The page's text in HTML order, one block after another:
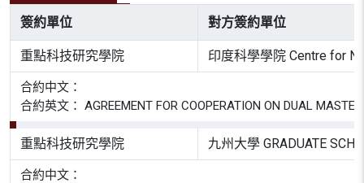
簽約單位 對方簽約單位
重點科技研究學院 印度科學學院 Centre for
合約中文：
合約英文： AGREEMENT FOR COOPERATION ON DUAL
重點科技研究學院 九州大學 GRADUATE
合約中文：